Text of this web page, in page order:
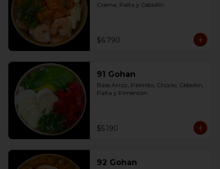
Crema, Palta y Cebollín
$6.790
91 Gohan
Base Arroz, Palmito, Choclo, Cebollin,
Palta y Pimentón
$5.190
92 Gohan